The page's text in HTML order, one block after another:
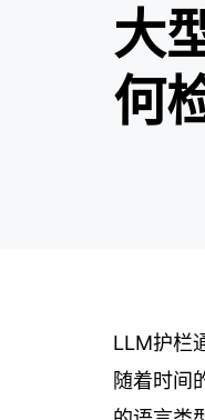
大
何
LLM护栏
随着时间